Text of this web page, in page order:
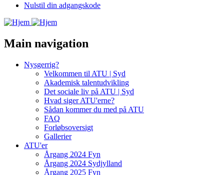
Nulstil din adgangskode
Main navigation
Nysgerrig?
Velkommen til ATU | Syd
Akademisk talentudvikling
Det sociale liv på ATU | Syd
Hvad siger ATU'erne?
Sådan kommer du med på ATU
FAQ
Forløbsoversigt
Gallerier
ATU'er
Årgang 2024 Fyn
Årgang 2024 Sydjylland
Årgang 2025 Fyn